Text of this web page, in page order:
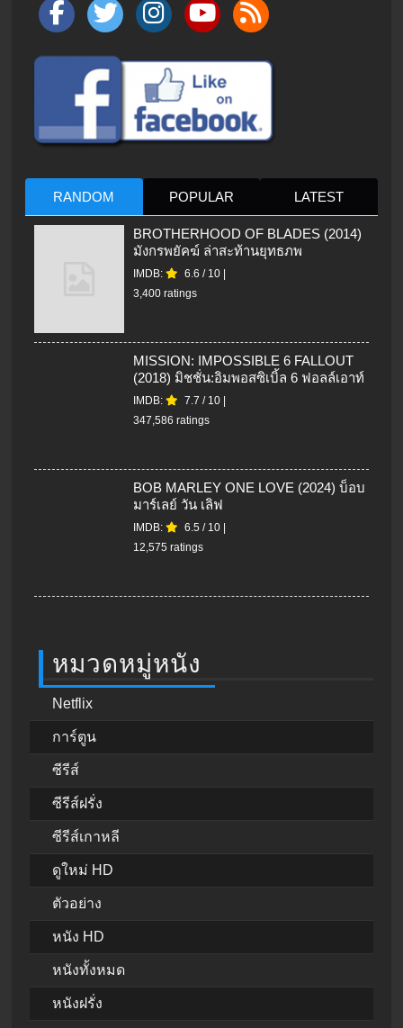
RANDOM POPULAR LATEST
BROTHERHOOD OF BLADES (2014)
มังกรพยัคฆ์ ล่าสะท้านยุทธภพ
IMDB: 6.6 / 10
3,400 ratings
MISSION: IMPOSSIBLE 6 FALLOUT
(2018) มิชชั่น:อิมพอสซิเบิ้ล 6 ฟอลล์เอาท์
IMDB: 7.7 / 10
347,586 ratings
BOB MARLEY ONE LOVE (2024) บ็อบ
มาร์เลย์ วัน เลิฟ
IMDB: 6.5 / 10
12,575 ratings
หมวดหมู่หนัง
Netflix
การ์ตูน
ซีรีส์
ซีรีส์ฝรั่ง
ซีรีส์เกาหลี
ดูใหม่ HD
ตัวอย่าง
หนัง HD
หนังทั้งหมด
หนังฝรั่ง